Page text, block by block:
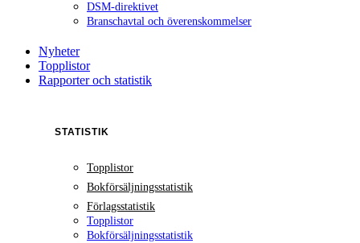
DSM-direktivet
Branschavtal och överenskommelser
Nyheter
Topplistor
Rapporter och statistik
STATISTIK
Topplistor
Bokförsäljningsstatistik
Förlagsstatistik
Topplistor
Bokförsäljningsstatistik